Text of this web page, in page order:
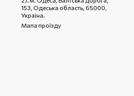
153, Одеська область, 65000,
Україна.
Мапа проїзду